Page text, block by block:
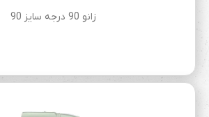
زانو 90 درجه سایز 90